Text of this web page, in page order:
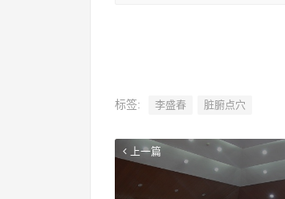
标签: 李盛春 脏腑点穴
上一篇